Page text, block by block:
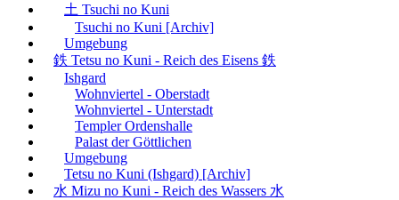
土 Tsuchi no Kuni
Tsuchi no Kuni [Archiv]
Umgebung
鉄 Tetsu no Kuni - Reich des Eisens 鉄
Ishgard
Wohnviertel - Oberstadt
Wohnviertel - Unterstadt
Templer Ordenshalle
Palast der Göttlichen
Umgebung
Tetsu no Kuni (Ishgard) [Archiv]
水 Mizu no Kuni - Reich des Wassers 水